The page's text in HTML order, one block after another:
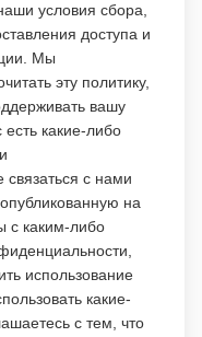
условия сбора,
доступа и
Мы
эту политику,
вашу
какие-либо
с нами
на
с каким-либо
использование
какие-
с тем, что